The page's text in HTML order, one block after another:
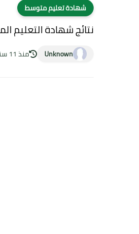
شهادة تعليم متوسط
نتائج شهادة التعليم
Unknown منذ 11 سنة